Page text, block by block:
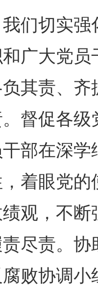
切实强
广大党
其责、
督促各
部在深
着眼党
观，不
尽责。
败协调